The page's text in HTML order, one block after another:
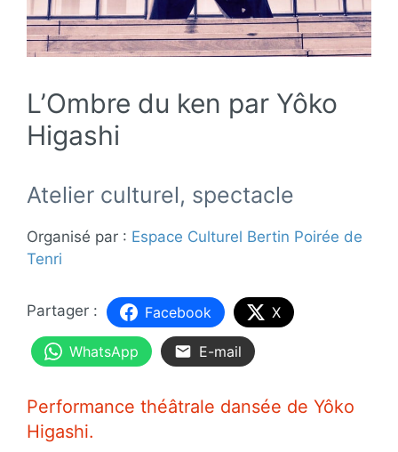
L’Ombre du ken par Yôko
Higashi
Atelier culturel, spectacle
Organisé par : Espace Culturel Bertin Poirée de
Tenri
Facebook X
WhatsApp E-mail
Performance théâtrale dansée de Yôko
Higashi.